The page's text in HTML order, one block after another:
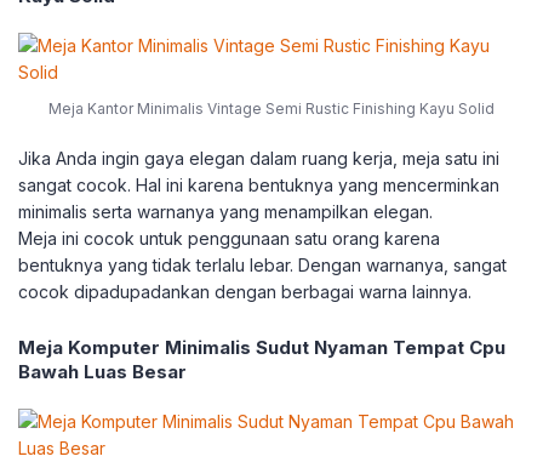
Meja Kantor Minimalis Vintage Semi Rustic Finishing Kayu Solid
Jika Anda ingin gaya elegan dalam ruang kerja, meja satu ini
sangat cocok. Hal ini karena bentuknya yang mencerminkan
minimalis serta warnanya yang menampilkan elegan.
Meja ini cocok untuk penggunaan satu orang karena
bentuknya yang tidak terlalu lebar. Dengan warnanya, sangat
cocok dipadupadankan dengan berbagai warna lainnya.
Meja Komputer Minimalis Sudut Nyaman Tempat Cpu
Bawah Luas Besar